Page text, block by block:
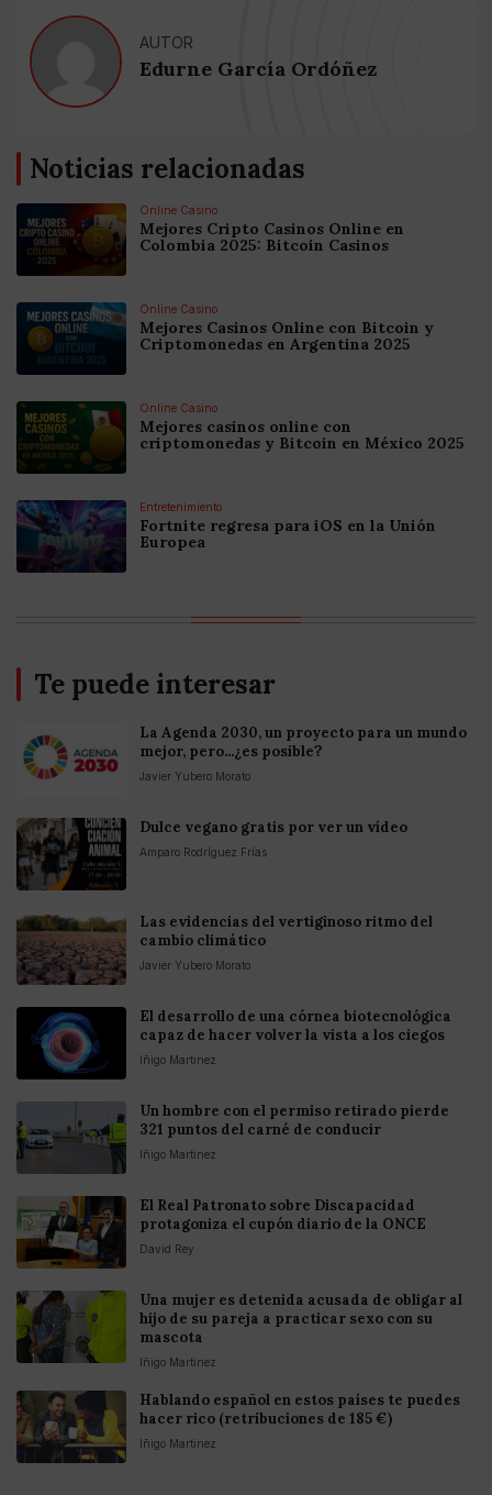
AUTOR
Edurne García Ordóñez
Noticias relacionadas
Online Casino
Mejores Cripto Casinos Online en
Colombia 2025: Bitcoin Casinos
Online Casino
Mejores Casinos Online con Bitcoin y
Criptomonedas en Argentina 2025
Online Casino
Mejores casinos online con
criptomonedas y Bitcoin en México 2025
Entretenimiento
Fortnite regresa para iOS en la Unión
Europea
Te puede interesar
La Agenda 2030, un proyecto para un mundo
mejor, pero...¿es posible?
Javier Yubero Morato
Dulce vegano gratis por ver un vídeo
Amparo Rodríguez Frías
Las evidencias del vertiginoso ritmo del
cambio climático
Javier Yubero Morato
El desarrollo de una córnea biotecnológica
capaz de hacer volver la vista a los ciegos
Iñigo Martinez
Un hombre con el permiso retirado pierde
321 puntos del carné de conducir
Iñigo Martinez
El Real Patronato sobre Discapacidad
protagoniza el cupón diario de la ONCE
David Rey
Una mujer es detenida acusada de obligar al
hijo de su pareja a practicar sexo con su
mascota
Iñigo Martinez
Hablando español en estos países te puedes
hacer rico (retribuciones de 185 €)
Iñigo Martinez